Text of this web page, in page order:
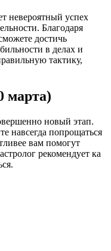
невероятный успех
Благодаря
достичь
в делах и
тактику,
марта)
новый этап.
навсегда попрощаться
вам помогут
рекомендует ка